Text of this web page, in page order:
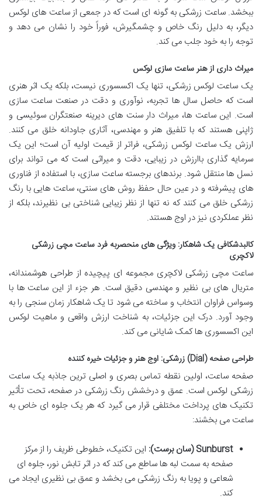
ببخشد. ساعت زرشکی به گونه ای است که در جمعی از ساعت های لوکس
دیگر، به دلیل رنگ خاص و چشمگیرش، فوراً خود را نشان می دهد و
توجه را به خود جلب می کند.
میراث داری از هنر ساعت سازی لوکس
یک ساعت لوکس زرشکی، تنها یک اکسسوری نیست، بلکه یک اثر هنری
است که حاصل سال ها تجربه، نوآوری و دقت در صنعت ساعت سازی
است. این ساعت ها، میراث دار سنت های دیرینه صنعتگران سوئیسی و
ژاپنی هستند که با تلفیق هنر و مهندسی، آثاری جاودانه خلق می کنند.
ارزش یک ساعت لوکس زرشکی، فراتر از قیمت اولیه آن است؛ این یک
سرمایه گذاری باارزش در زیبایی، دقت و میراثی است که می تواند برای
نسل ها منتقل شود. برندهای برجسته ساعت سازی، با استفاده از فناوری
های پیشرفته و در عین حال حفظ روش های سنتی، ساعت هایی با رنگ
زرشکی خلق می کنند که نه تنها از نظر زیبایی شناختی بی نظیرند، بلکه از
نظر عملکردی نیز در اوج هستند.
کالبدشکافی یک شاهکار: ویژگی های منحصربه فرد ساعت مچی زرشکی
لاکچری
ساعت مچی زرشکی لاکچری مجموعه ای پیچیده از طراحی هوشمندانه،
متریال های بی نظیر و مهندسی دقیق است. هر جزء از این ساعت ها با
وسواس فراوان انتخاب و ساخته می شود تا یک شاهکار زمان سنجی را به
وجود آورد. درک این جزئیات، به شناخت ارزش واقعی و ماهیت لوکس
این اکسسوری ها کمک شایانی می کند.
طراحی صفحه (Dial) زرشکی: اوج هنر و جزئیات خیره کننده
صفحه ساعت، اولین نقطه تماس بصری و اصلی ترین جاذبه یک ساعت
زرشکی لوکس است. عمق و درخشش رنگ زرشکی در صفحه، تحت تأثیر
تکنیک های پرداخت مختلفی قرار می گیرد که هر یک جلوه ای خاص به
ساعت می بخشند:
Sunburst (سان برست):
این تکنیک، خطوطی ظریف را از مرکز
صفحه به سمت لبه ها ساطع می کند که در اثر تابش نور، جلوه ای
شعاعی و پویا به رنگ زرشکی می بخشد و عمق بی نظیری ایجاد می
کند.